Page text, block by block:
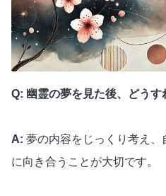
Q: 幽霊の夢を見た後、どうす
A: 夢の内容をじっくり考え
に向き合うことが大切です。